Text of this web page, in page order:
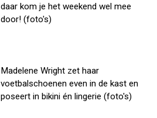
daar kom je het weekend wel mee
door! (foto's)
Madelene Wright zet haar
voetbalschoenen even in de kast en
poseert in bikini én lingerie (foto's)